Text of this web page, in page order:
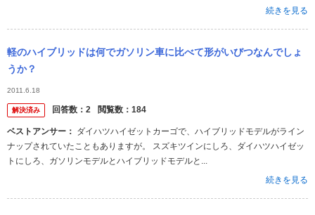
続きを見る
軽のハイブリッドは何でガソリン車に比べて形がいびつなんでしょ
うか？
2011.6.18
解決済み 回答数： 2 閲覧数： 184
ベストアンサー：
ナップされていたこともありますが。 スズキツインにしろ、ダイハツハイゼッ
トにしろ、ガソリンモデルとハイブリッドモデルと...
続きを見る